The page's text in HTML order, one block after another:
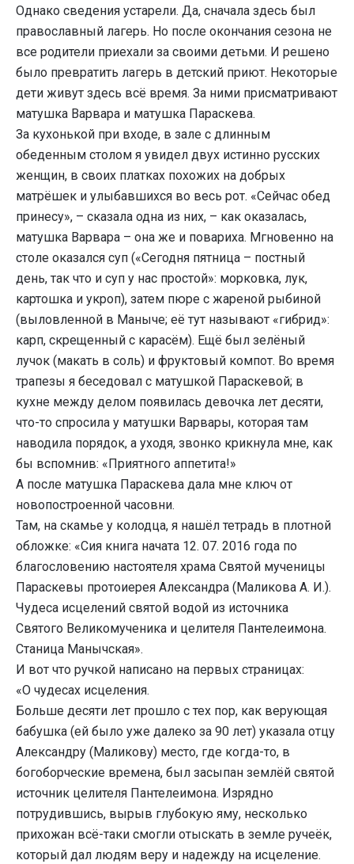
Однако сведения устарели. Да, сначала здесь был
православный лагерь. Но после окончания сезона не
все родители приехали за своими детьми. И решено
было превратить лагерь в детский приют. Некоторые
дети живут здесь всё время. За ними присматривают
матушка Варвара и матушка Параскева.
За кухонькой при входе, в зале с длинным
обеденным столом я увидел двух истинно русских
женщин, в своих платках похожих на добрых
матрёшек и улыбавшихся во весь рот. «Сейчас обед
принесу», – сказала одна из них, – как оказалась,
матушка Варвара – она же и повариха. Мгновенно на
столе оказался суп («Сегодня пятница – постный
день, так что и суп у нас простой»: морковка, лук,
картошка и укроп), затем пюре с жареной рыбиной
(выловленной в Маныче; её тут называют «гибрид»:
карп, скрещенный с карасём). Ещё был зелёный
лучок (макать в соль) и фруктовый компот. Во время
трапезы я беседовал с матушкой Параскевой; в
кухне между делом появилась девочка лет десяти,
что-то спросила у матушки Варвары, которая там
наводила порядок, а уходя, звонко крикнула мне, как
бы вспомнив: «Приятного аппетита!»
А после матушка Параскева дала мне ключ от
новопостроенной часовни.
Там, на скамье у колодца, я нашёл тетрадь в плотной
обложке: «Сия книга начата 12. 07. 2016 года по
благословению настоятеля храма Святой мученицы
Параскевы протоиерея Александра (Маликова А. И.).
Чудеса исцелений святой водой из источника
Святого Великомученика и целителя Пантелеимона.
Станица Манычская».
И вот что ручкой написано на первых страницах:
«О чудесах исцеления.
Больше десяти лет прошло с тех пор, как верующая
бабушка (ей было уже далеко за 90 лет) указала отцу
Александру (Маликову) место, где когда-то, в
богоборческие времена, был засыпан землёй святой
источник целителя Пантелеимона. Изрядно
потрудившись, вырыв глубокую яму, несколько
прихожан всё-таки смогли отыскать в земле ручеёк,
который дал людям веру и надежду на исцеление.